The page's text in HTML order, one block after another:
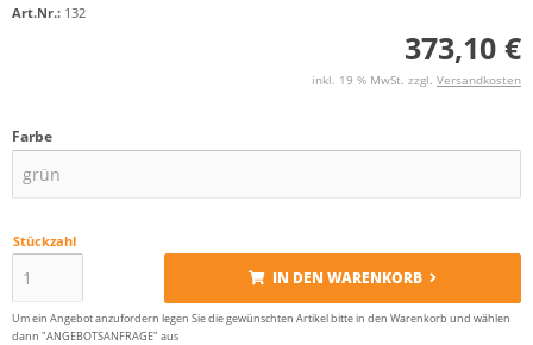
Art.Nr.: 132
373,10 €
inkl. 19 % MwSt. zzgl. Versandkosten
Farbe
Stückzahl
IN DEN WARENKORB
Um ein Angebot anzufordern legen Sie die gewünschten Artikel bitte in den Warenkorb und wählen
dann "ANGEBOTSANFRAGE" aus